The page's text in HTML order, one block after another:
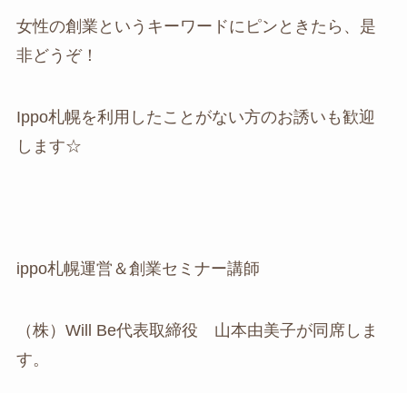
女性の創業というキーワードにピンときたら、是
非どうぞ！
Ippo札幌を利用したことがない方のお誘いも歓迎
します☆
ippo札幌運営＆創業セミナー講師
（株）Will Be代表取締役 山本由美子が同席しま
す。